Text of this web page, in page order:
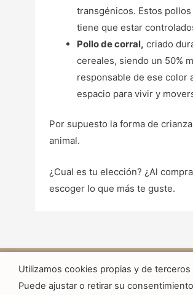
transgénicos. Estos
tiene que estar
Pollo de corral, criado
cereales, siendo un 50%
responsable de ese color
espacio para vivir y
Por supuesto la forma de
animal.
¿Cual es tu elección? ¿Al
escoger lo que más te guste.
Aviso legal Política de
Utilizamos cookies propias y de
Puede ajustar o retirar su